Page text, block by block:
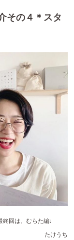
その４＊スタ
終回は、むらた編♩
たけうち